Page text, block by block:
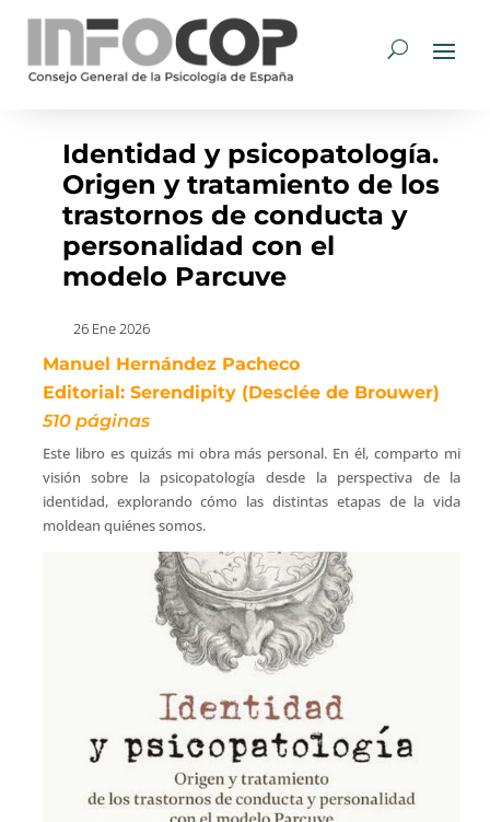
Identidad y psicopatología.
Origen y tratamiento de los
trastornos de conducta y
personalidad con el
modelo Parcuve
26 Ene 2026
Manuel Hernández Pacheco
Editorial: Serendipity (Desclée de Brouwer)
510 páginas
Este libro es quizás mi obra más personal. En él, comparto mi
visión sobre la psicopatología desde la perspectiva de la
identidad, explorando cómo las distintas etapas de la vida
moldean quiénes somos.